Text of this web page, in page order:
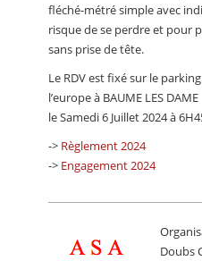
fléché-métré simple avec
risque de se perdre et pour
sans prise de tête.
Le RDV est fixé sur le
l’europe à BAUME LES DAME
le Samedi 6 Juillet 2024 à
-> Règlement 2024
-> Engagement 2024
Doubs